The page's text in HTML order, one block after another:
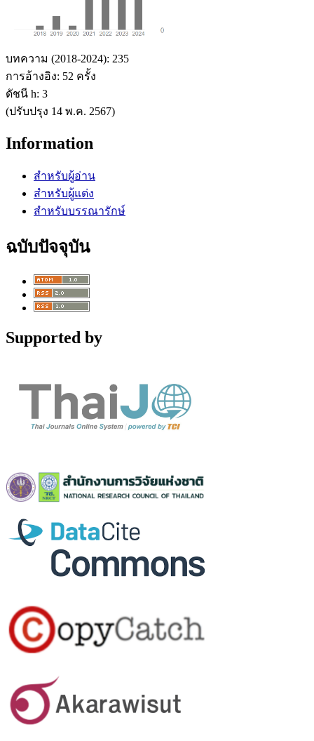
บทความ (2018-2024): 235
การอ้างอิง: 52 ครั้ง
ดัชนี h: 3
(ปรับปรุง 14 พ.ค. 2567)
Information
สำหรับผู้อ่าน
สำหรับผู้แต่ง
สำหรับบรรณารักษ์
ฉบับปัจจุบัน
Supported by